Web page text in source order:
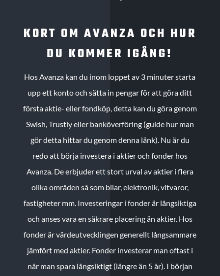
KORT OM AVANZA OCH HUR
DU KOMMER IGÅNG!
Hos Avanza kan du inom loppet av 3 minuter starta
upp ett konto och sätta in pengar för att göra ditt
första aktie- eller fondköp, detta kan du göra genom
Swish, Trustly eller banköverföring (guide hur man
gör detta hittar du genom denna länk). Nu är du
redo att börja investera i aktier och fonder hos
Avanza. De erbjuder ett stort urval av aktier i flera
olika områden så som bilar, elektronik, vitvaror,
fastigheter mm. Investeringar i fonder är långsiktiga
och anses vara en säkrare placering än aktier. Hos
fonder är värdeutvecklingen generellt långsammare
jämfört med aktier. Fonder investerar man oftast i
när man spara långsiktigt (längre än 5 år). I början